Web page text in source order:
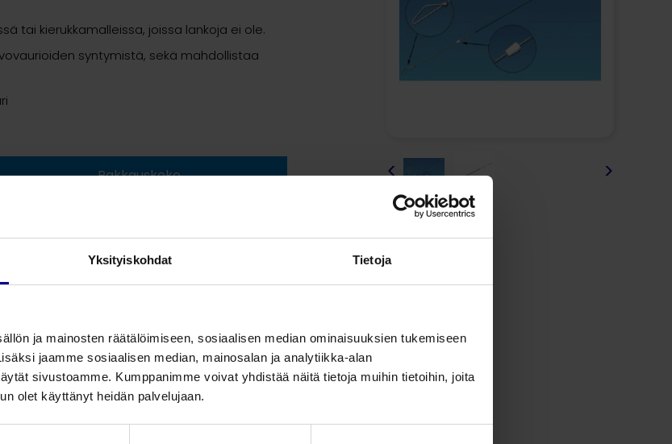
Yksityiskohdat Tietoja
ja mainosten räätälöimiseen, sosiaalisen median ominaisuuksien tukemiseen
jaamme sosiaalisen median, mainosalan ja analytiikka-alan
sivustoamme. Kumppanimme voivat yhdistää näitä tietoja muihin tietoihin, joita
olet käyttänyt heidän palvelujaan.
tai kierukkamalleissa, joissa lankoja ei ole.
syntymistä, sekä mahdollistaa
Pakkauskoko >
<
Jaa tämä